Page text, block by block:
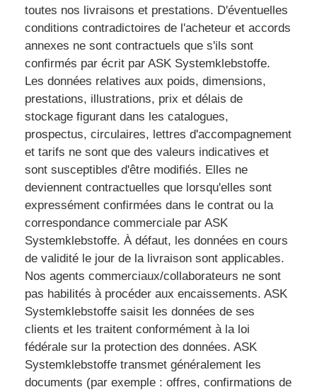
toutes nos livraisons et prestations. D'éventuelles
conditions contradictoires de l'acheteur et accords
annexes ne sont contractuels que s'ils sont
confirmés par écrit par ASK Systemklebstoffe.
Les données relatives aux poids, dimensions,
prestations, illustrations, prix et délais de
stockage figurant dans les catalogues,
prospectus, circulaires, lettres d'accompagnement
et tarifs ne sont que des valeurs indicatives et
sont susceptibles d'être modifiés. Elles ne
deviennent contractuelles que lorsqu'elles sont
expressément confirmées dans le contrat ou la
correspondance commerciale par ASK
Systemklebstoffe. À défaut, les données en cours
de validité le jour de la livraison sont applicables.
Nos agents commerciaux/collaborateurs ne sont
pas habilités à procéder aux encaissements. ASK
Systemklebstoffe saisit les données de ses
clients et les traitent conformément à la loi
fédérale sur la protection des données. ASK
Systemklebstoffe transmet généralement les
documents (par exemple : offres, confirmations de